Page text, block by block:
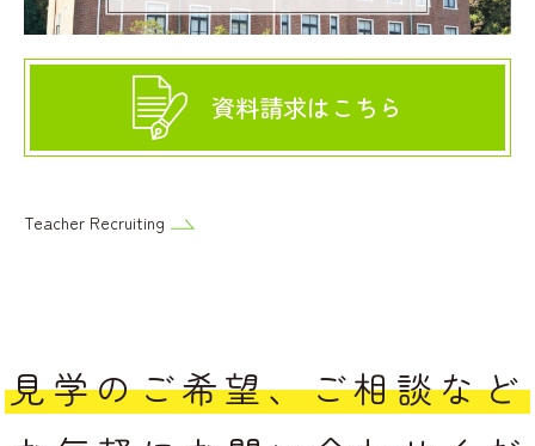
資料請求はこちら
Teacher Recruiting
見学のご希望、ご相談など